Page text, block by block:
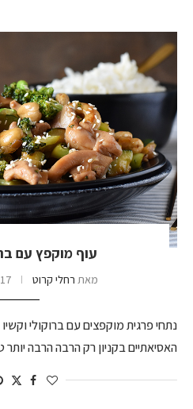
עוף מוקפץ עם
מאת רחלי קרוט 17 בדצמבר 2017
נתחי פרגית מוקפצים עם ברוקולי וקשיו
האסיאתיים בקניון רק הרבה הרבה יותר